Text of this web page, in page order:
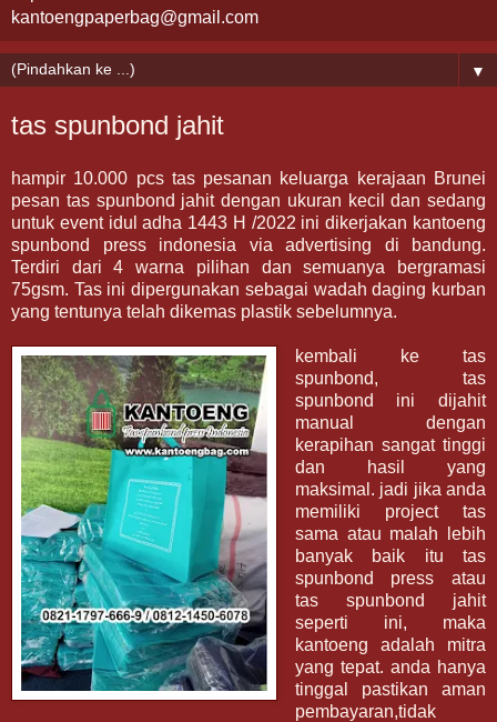
kantoengpaperbag@gmail.com
▼
tas spunbond jahit
hampir 10.000 pcs tas pesanan keluarga kerajaan Brunei
pesan tas spunbond jahit dengan ukuran kecil dan sedang
untuk event idul adha 1443 H /2022 ini dikerjakan kantoeng
spunbond press indonesia via advertising di bandung.
Terdiri dari 4 warna pilihan dan semuanya bergramasi
75gsm. Tas ini dipergunakan sebagai wadah daging kurban
yang tentunya telah dikemas plastik sebelumnya.
kembali ke tas
spunbond, tas
spunbond ini dijahit
manual dengan
kerapihan sangat tinggi
dan hasil yang
maksimal. jadi jika anda
memiliki project tas
sama atau malah lebih
banyak baik itu tas
spunbond press atau
tas spunbond jahit
seperti ini, maka
kantoeng adalah mitra
yang tepat. anda hanya
tinggal pastikan aman
pembayaran,tidak